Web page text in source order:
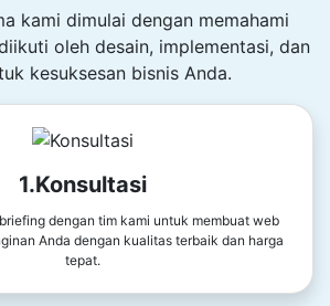
kami dimulai dengan memahami
oleh desain, implementasi, dan
kesuksesan bisnis Anda.
1.Konsultasi
dengan tim kami untuk membuat web
Anda dengan kualitas terbaik dan harga
tepat.